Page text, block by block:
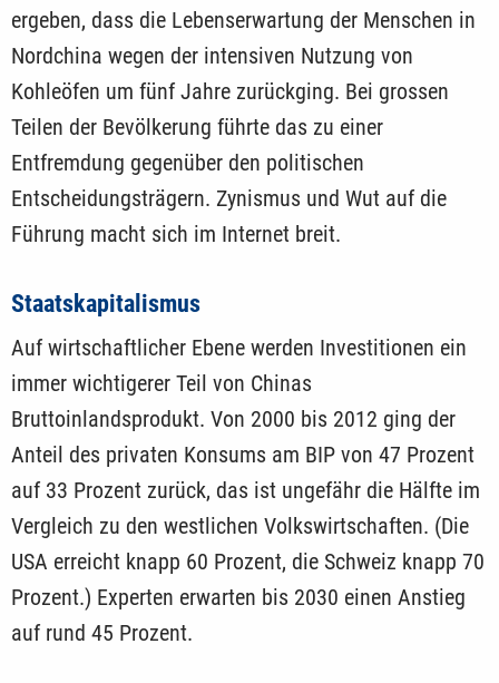
ergeben, dass die Lebenserwartung der Menschen in
Nordchina wegen der intensiven Nutzung von
Kohleöfen um fünf Jahre zurückging. Bei grossen
Teilen der Bevölkerung führte das zu einer
Entfremdung gegenüber den politischen
Entscheidungsträgern. Zynismus und Wut auf die
Führung macht sich im Internet breit.
Staatskapitalismus
Auf wirtschaftlicher Ebene werden Investitionen ein
immer wichtigerer Teil von Chinas
Bruttoinlandsprodukt. Von 2000 bis 2012 ging der
Anteil des privaten Konsums am BIP von 47 Prozent
auf 33 Prozent zurück, das ist ungefähr die Hälfte im
Vergleich zu den westlichen Volkswirtschaften. (Die
USA erreicht knapp 60 Prozent, die Schweiz knapp 70
Prozent.) Experten erwarten bis 2030 einen Anstieg
auf rund 45 Prozent.